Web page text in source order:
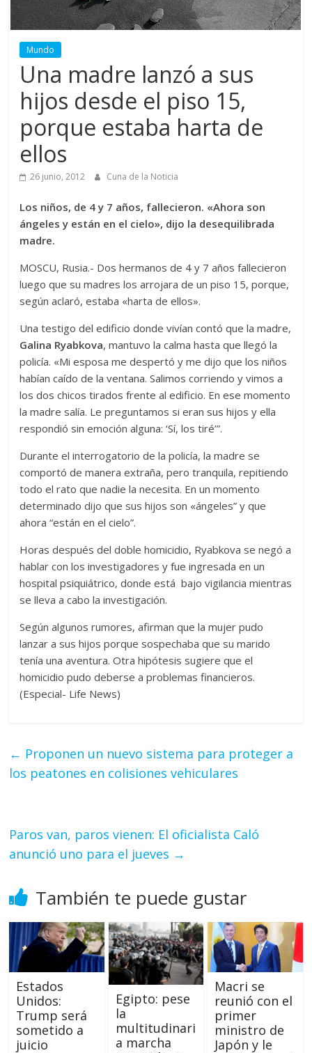
Mundo
Una madre lanzó a sus
hijos desde el piso 15,
porque estaba harta de
ellos
26 junio, 2012 Cuna de la Noticia
Los niños, de 4 y 7 años, fallecieron. «Ahora son
ángeles y están en el cielo», dijo la desequilibrada
madre.
MOSCU, Rusia.- Dos hermanos de 4 y 7 años fallecieron
luego que su madres los arrojara de un piso 15, porque,
según aclaró, estaba «harta de ellos».
Una testigo del edificio donde vivían contó que la madre,
Galina Ryabkova, mantuvo la calma hasta que llegó la
policía. «Mi esposa me despertó y me dijo que los niños
habían caído de la ventana. Salimos corriendo y vimos a
los dos chicos tirados frente al edificio. En ese momento
la madre salía. Le preguntamos si eran sus hijos y ella
respondió sin emoción alguna: ‘Sí, los tiré’”.
Durante el interrogatorio de la policía, la madre se
comportó de manera extraña, pero tranquila, repitiendo
todo el rato que nadie la necesita. En un momento
determinado dijo que sus hijos son «ángeles” y que
ahora “están en el cielo”.
Horas después del doble homicidio, Ryabkova se negó a
hablar con los investigadores y fue ingresada en un
hospital psiquiátrico, donde está bajo vigilancia mientras
se lleva a cabo la investigación.
Según algunos rumores, afirman que la mujer pudo
lanzar a sus hijos porque sospechaba que su marido
tenía una aventura. Otra hipótesis sugiere que el
homicidio pudo deberse a problemas financieros.
(Especial- Life News)
← Proponen un nuevo sistema para proteger a
los peatones en colisiones vehiculares
Paros van, paros vienen: El oficialista Caló
anunció uno para el jueves →
También te puede gustar
Estados
Unidos:
Trump será
sometido a
juicio
Egipto: pese
la
multitudinari
a marcha
Macri se
reunió con el
primer
ministro de
Japón y le